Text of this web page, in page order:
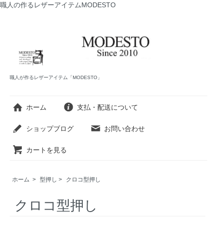
職人の作るレザーアイテムMODESTO
職人が作るレザーアイテム「MODESTO」
ホーム 支払・配送について
ショップブログ お問い合わせ
カートを見る
ホーム > 型押し > クロコ型押し
クロコ型押し